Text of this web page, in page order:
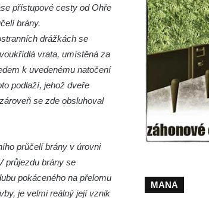
přístupové cesty od Ohře
brány.
drážkách se
vrata, umístěná za
k uvedenému natočení
podlaží, jehož dveře
se zde obsluhoval
průčelí brány v úrovni
průjezdu brány se
pokáceného na přelomu
je velmi reálný její vznik
MANA